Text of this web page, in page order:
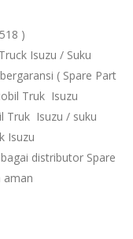
)
Isuzu / Suku
( Spare Part
Truk Isuzu
Truk Isuzu / suku
Isuzu
distributor Spare
aman